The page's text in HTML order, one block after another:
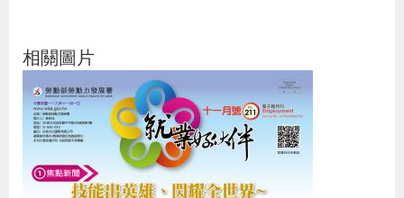
網
站
導
覽
民
意
信
箱
文
字
客
服
統
計
資
訊
E
回
首
頁
R
S
相關圖片